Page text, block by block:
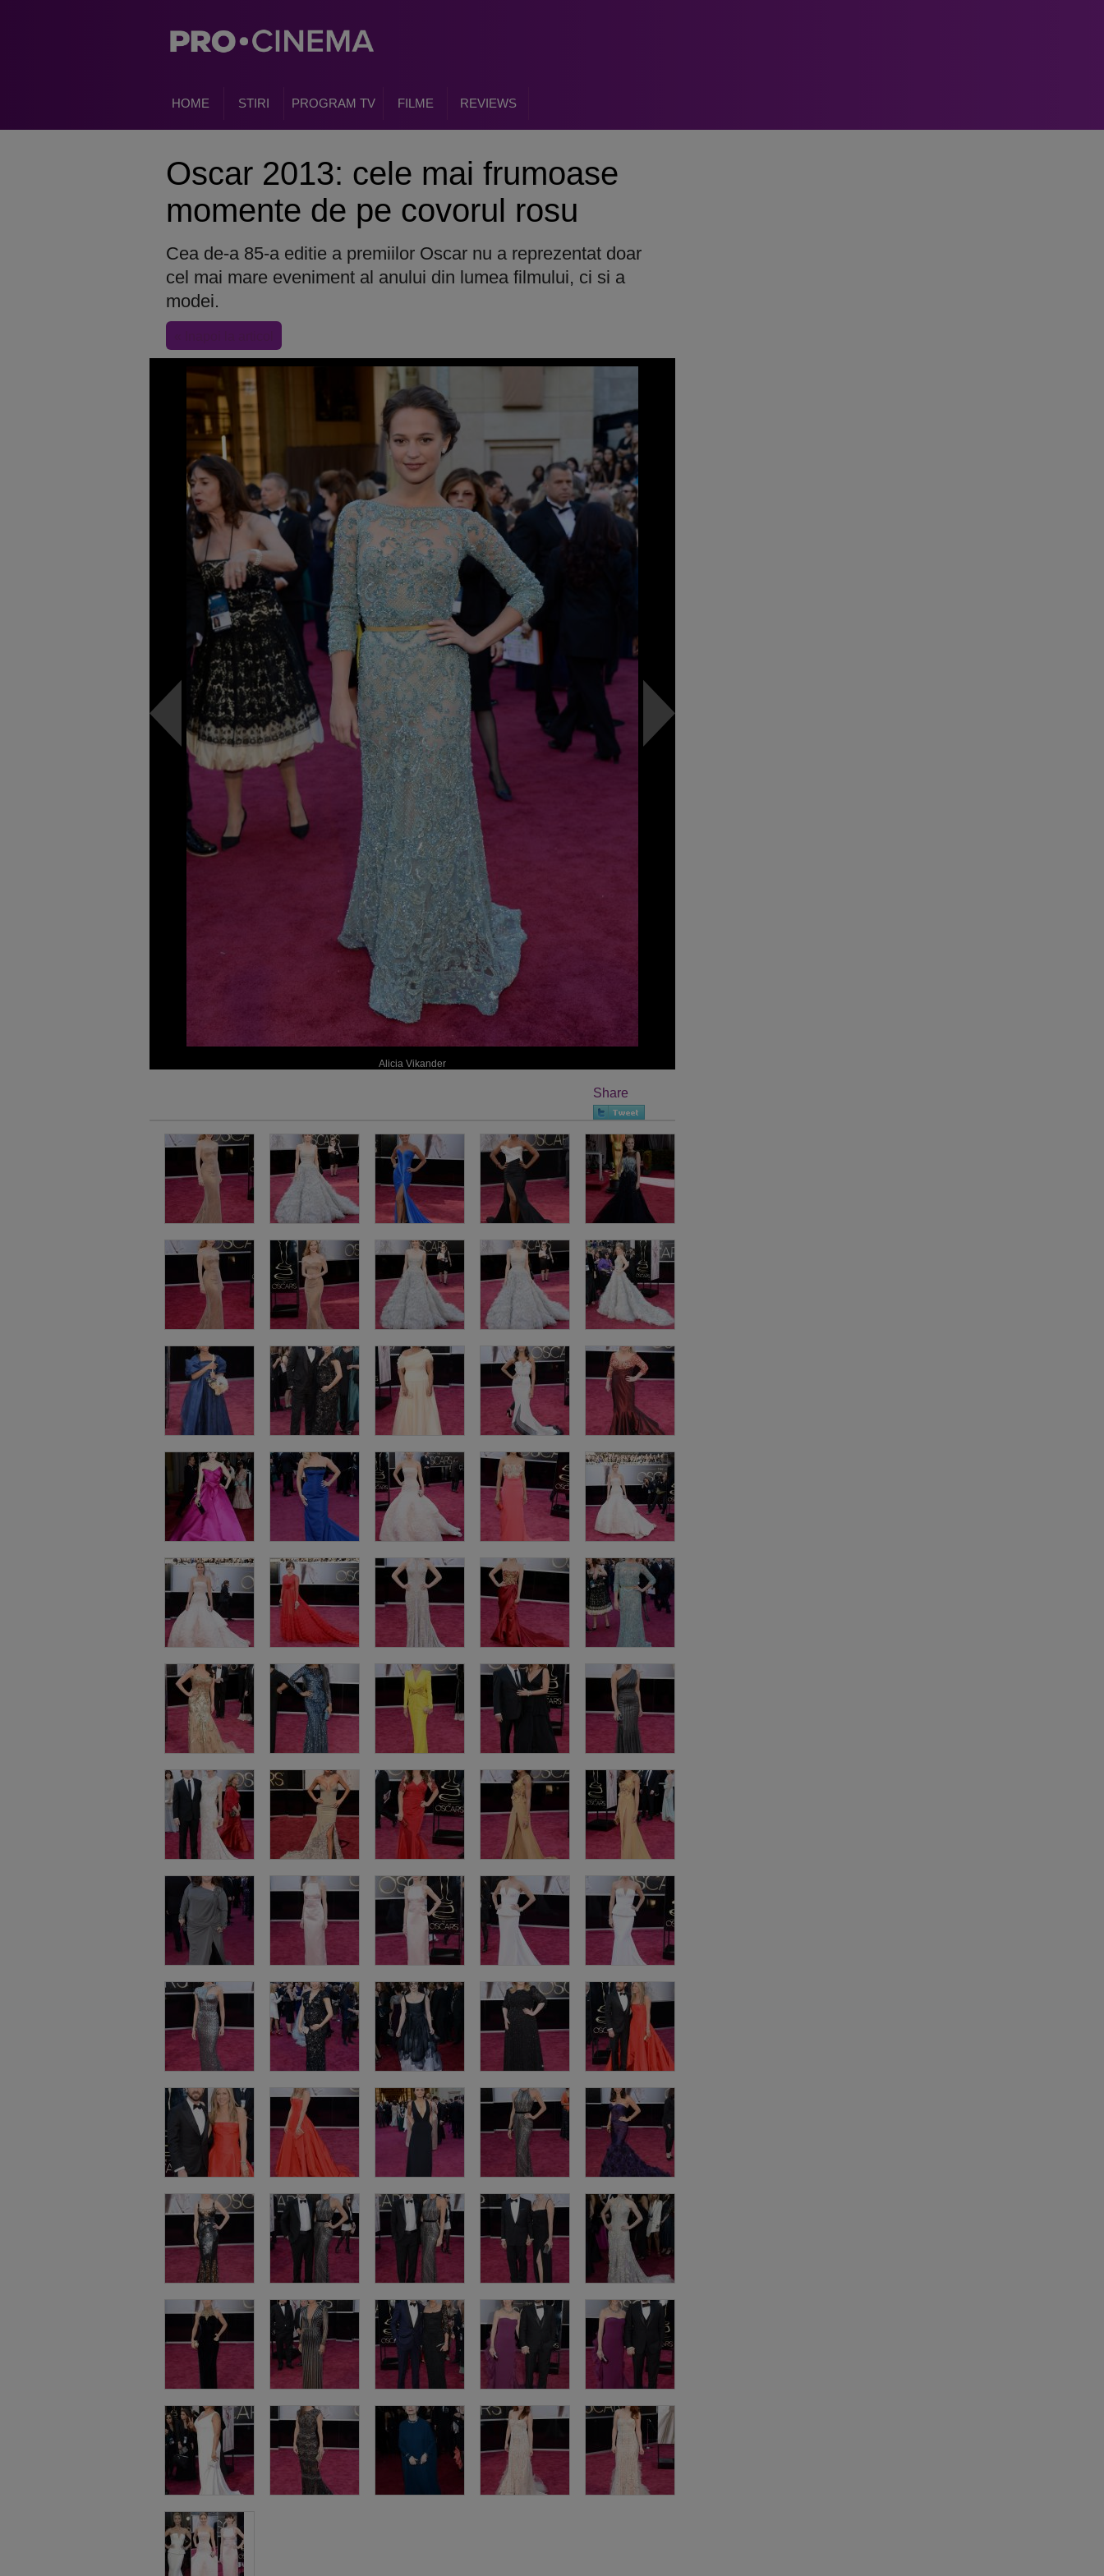
HOME STIRI PROGRAM TV FILME REVIEWS
Oscar 2013: cele mai frumoase
momente de pe covorul rosu
Cea de-a 85-a editie a premiilor Oscar nu a reprezentat doar
cel mai mare eveniment al anului din lumea filmului, ci si a
modei.
Alicia Vikander
Share